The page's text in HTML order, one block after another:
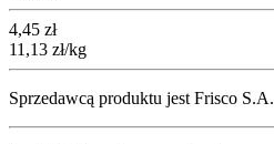
Cena
4,45 zł
11,13 zł/kg
Sprzedawcą produktu jest Frisco S.A.